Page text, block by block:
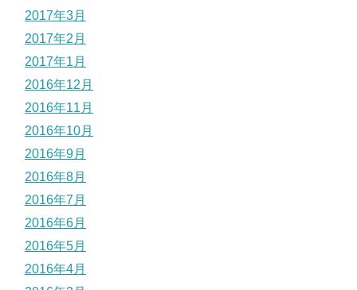
2017年3月
2017年2月
2017年1月
2016年12月
2016年11月
2016年10月
2016年9月
2016年8月
2016年7月
2016年6月
2016年5月
2016年4月